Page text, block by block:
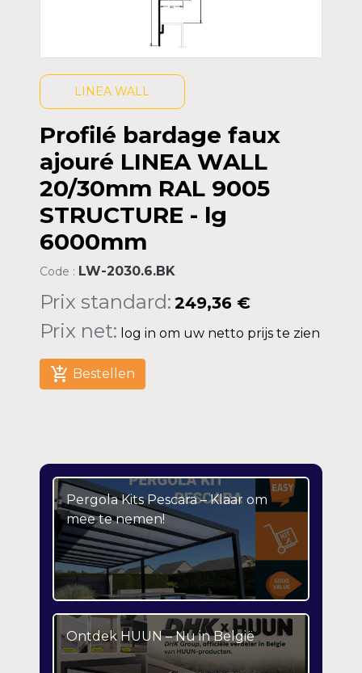
LINEA WALL
Profilé bardage faux
ajouré LINEA WALL
20/30mm RAL 9005
STRUCTURE - lg
6000mm
Code : LW-2030.6.BK
Prix standard: 249,36 €
Prix net: log in om uw netto prijs te zien
add_shopping_cart Bestellen
Pergola Kits Pescara – Klaar om
mee te nemen!
Ontdek HUUN – Nu in België